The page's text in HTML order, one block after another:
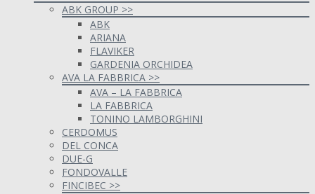
ABK GROUP >>
ABK
ARIANA
FLAVIKER
GARDENIA ORCHIDEA
AVA LA FABBRICA >>
AVA – LA FABBRICA
LA FABBRICA
TONINO LAMBORGHINI
CERDOMUS
DEL CONCA
DUE-G
FONDOVALLE
FINCIBEC >>